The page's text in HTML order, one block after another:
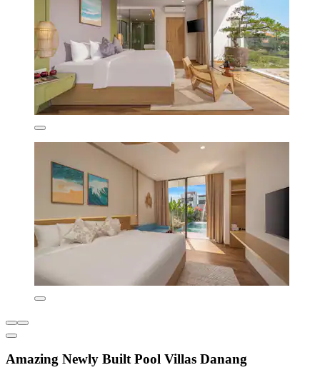
Amazing Newly Built Pool Villas Danang